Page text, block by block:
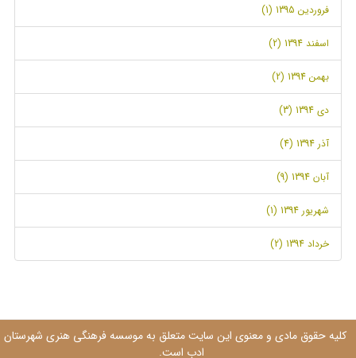
فروردین 1395 (1)
اسفند 1394 (2)
بهمن 1394 (2)
دی 1394 (3)
آذر 1394 (4)
آبان 1394 (9)
شهریور 1394 (1)
خرداد 1394 (2)
کلیه حقوق مادی و معنوی این سایت متعلق به موسسه فرهنگی هنری شهرستان
ادب است.